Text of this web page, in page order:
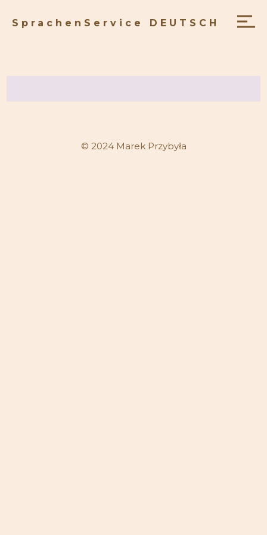
SprachenService DEUTSCH
© 2024 Marek Przybyła